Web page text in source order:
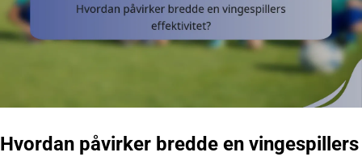
Hvordan påvirker bredde en vingespillers